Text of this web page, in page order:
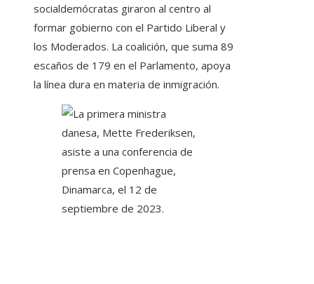
socialdemócratas giraron al centro al
formar gobierno con el Partido Liberal y
los Moderados. La coalición, que suma 89
escaños de 179 en el Parlamento, apoya
la línea dura en materia de inmigración.